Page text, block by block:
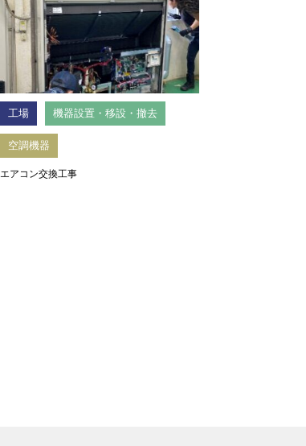
工場 機器設置・移設・撤去
空調機器
エアコン交換工事